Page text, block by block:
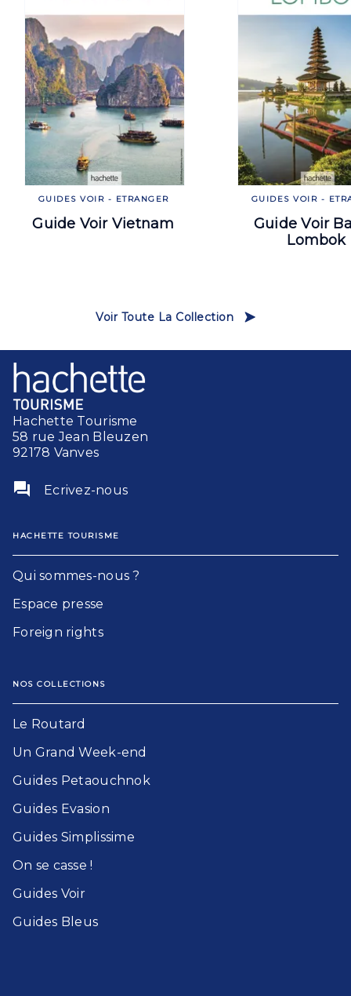
GUIDES VOIR - ETRANGER
Guide Voir Vietnam
GUIDES VOIR -
Guide Voir
Lombok
Voir Toute La Collection
Hachette Tourisme
58 rue Jean Bleuzen
92178 Vanves
question_answer Ecrivez-nous
HACHETTE TOURISME
Qui sommes-nous ?
Espace presse
Foreign rights
NOS COLLECTIONS
Le Routard​
Un Grand Week-end​
Guides Petaouchnok​
Guides Evasion​
Guides Simplissime​
On se casse !​
Guides Voir​
Guides Bleu​s